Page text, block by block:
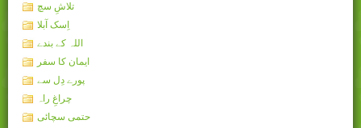
تلاشِ سچ
اِسک آبلا
اللہ کے بندے
ایمان کا سفر
پورے دِل سے
چراغِ راہ
حتمی سچائی